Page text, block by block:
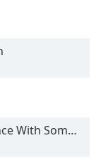
Somebody